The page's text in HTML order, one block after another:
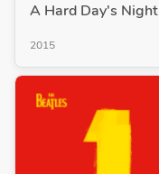
A Hard Day's Night
2015